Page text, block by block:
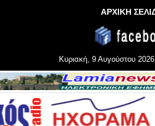
ΑΡΧΙΚΗ
Κυριακή, 9 Αυγούστου 2026